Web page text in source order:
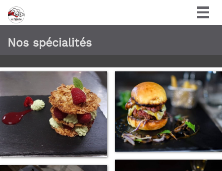
Nos spécialités